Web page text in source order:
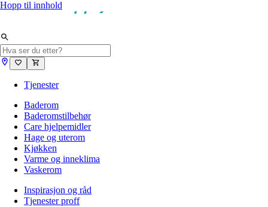
Hopp til innhold
Tjenester
Baderom
Baderomstilbehør
Care hjelpemidler
Hage og uterom
Kjøkken
Varme og inneklima
Vaskerom
Inspirasjon og råd
Tjenester proff